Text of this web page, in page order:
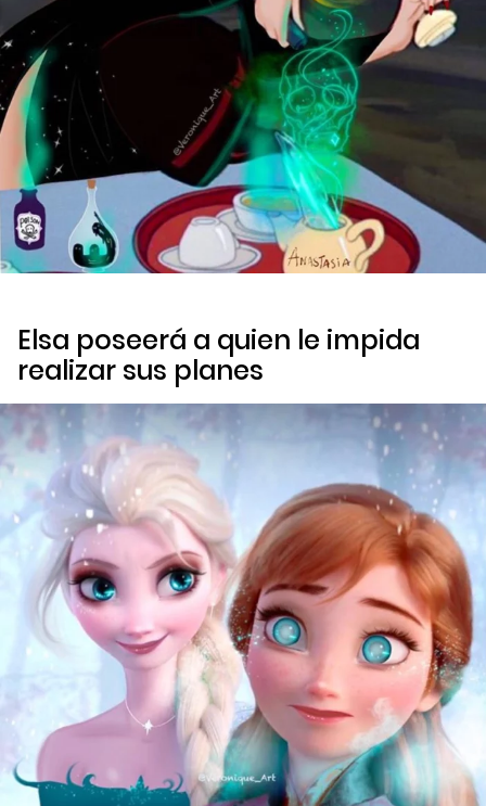
Elsa poseerá a quien le impida
realizar sus planes